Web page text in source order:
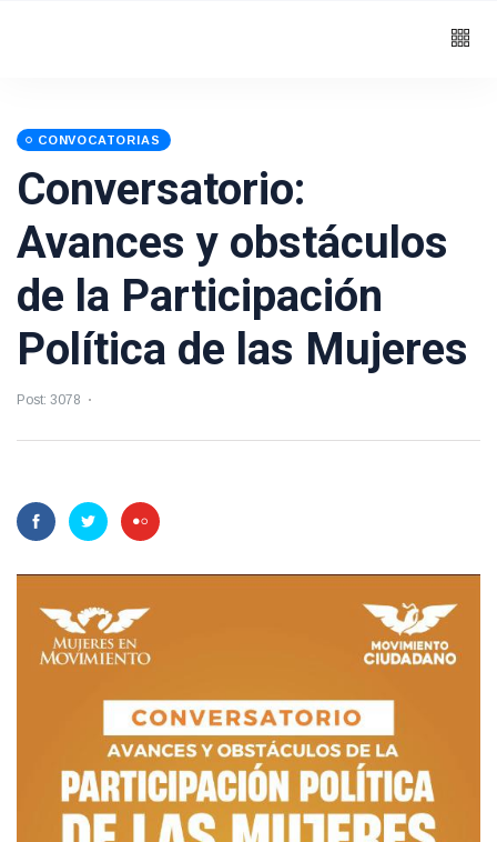
CONVOCATORIAS
Conversatorio:
Avances y obstáculos
de la Participación
Política de las Mujeres
Post: 3078